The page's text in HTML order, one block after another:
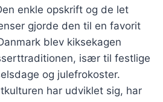
enkle opskrift og de let
gjorde den til en favorit
blev kiksekagen
især til festlige
og julefrokoster.
har udviklet sig, har